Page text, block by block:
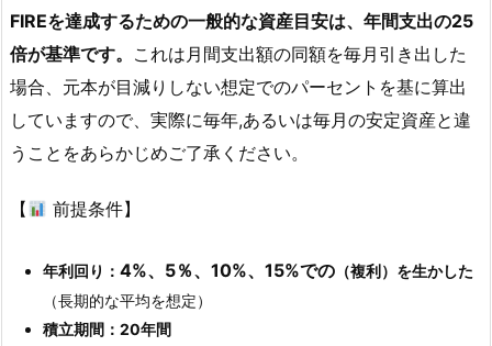
FIREを達成するための一般的な資産目安は、年間支出の25
倍が基準です。 これは月間支出額の同額を毎月引き出した
場合、元本が目減りしない想定でのパーセントを基に算出
していますので、実際に毎年,あるいは毎月の安定資産と違
うことをあらかじめご了承ください。
【 前提条件】
年利回り： 4%、5％、10%、15%での （複利）を生かした
（長期的な平均を想定）
積立期間：20年間